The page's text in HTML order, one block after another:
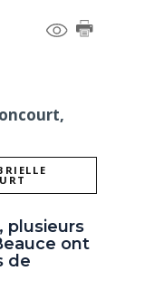
plusieurs
ont
de